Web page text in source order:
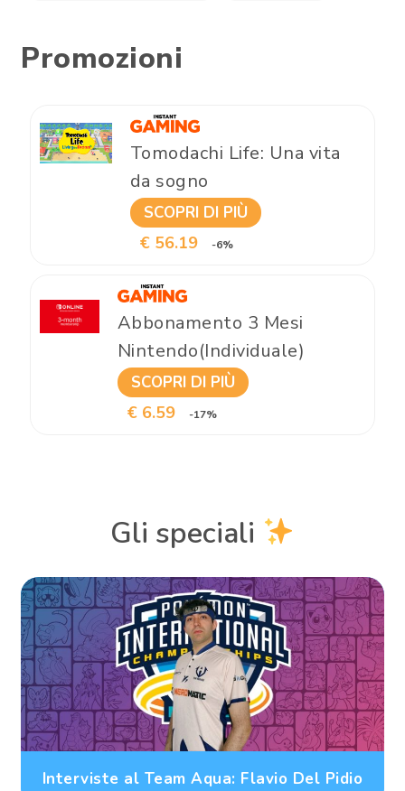
Promozioni
Tomodachi Life: Una vita
da sogno
SCOPRI DI PIÙ
€ 56.19 -6%
Abbonamento 3 Mesi
Nintendo(Individuale)
SCOPRI DI PIÙ
€ 6.59 -17%
Gli speciali
Interviste al Team Aqua: Flavio Del Pidio